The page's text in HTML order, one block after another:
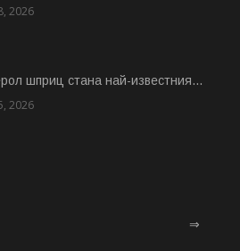
2026
шприц стана най-известния...
2026
⇒